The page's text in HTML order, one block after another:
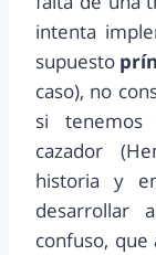
intenta
supuesto
caso), no
si tenemos
cazador
historia y
desarrollar
confuso, que